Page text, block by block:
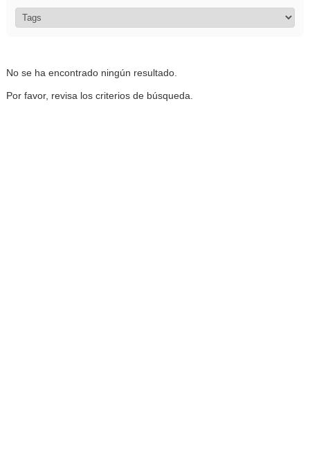
No se ha encontrado ningún resultado.
Por favor, revisa los criterios de búsqueda.